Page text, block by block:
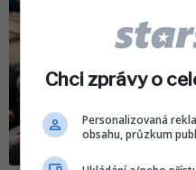
Chci zprávy o
Personalizovaná
obsahu, průzkum